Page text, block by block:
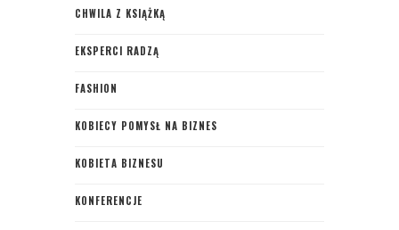
CHWILA Z KSIĄŻKĄ
EKSPERCI RADZĄ
FASHION
KOBIECY POMYSŁ NA BIZNES
KOBIETA BIZNESU
KONFERENCJE